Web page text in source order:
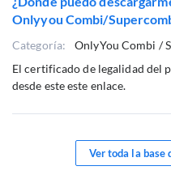
Onlyyou Combi/
Categoría:
OnlyYou Combi /
El certificado de legalidad del
desde este este enlace.
Ver toda la base